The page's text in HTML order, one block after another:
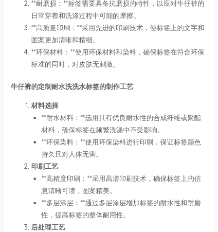
**耐磨损：**标签需要具备抗磨损的特性，以应对牛仔裤的
日常穿着和洗涤过程中可能的摩擦。
**高质量印刷：**采用先进的印刷技术，使标签上的文字和
图案更加清晰和精细。
**环保材料：**使用环保材料和染料，确保标签在符合环保
标准的同时，对皮肤无刺激。
牛仔裤的定制耐水洗洗水标签的制作工艺
材料选择
**耐水材料：**选用具有优良耐水性的合成纤维或聚酯
材料，确保标签在频繁洗涤中不受影响。
**环保染料：**使用环保染料进行印刷，保证标签颜色
持久且对人体无害。
印刷工艺
**高精度印刷：**采用高清印刷技术，确保标签上的信
息清晰可读，图案精美。
**多层涂层：**通过多层涂层增加标签的耐水性和耐磨
性，提高标签的整体耐用性。
后处理工艺